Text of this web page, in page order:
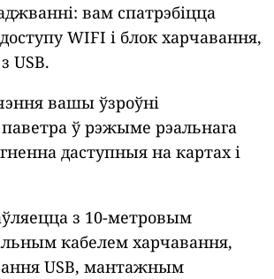
вам спатрэбіцца
WIFI і блок харчавання,
USB.
вашы ўзроўні
ў рэжыме рэальнага
даступныя на картах і
з 10-метровым
кабелем харчавання,
USB, мантажным